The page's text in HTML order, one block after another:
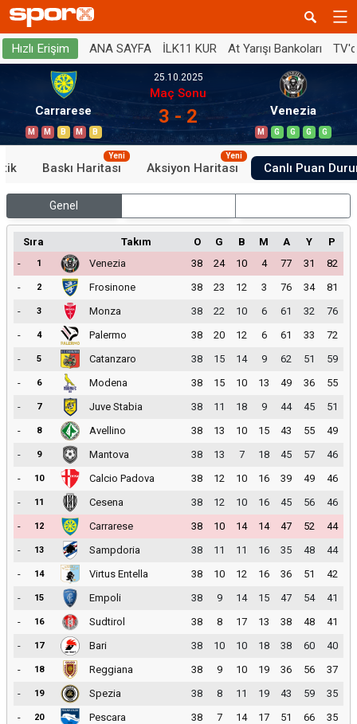
Hızlı Erişim ANA SAYFA İLK11 KUR At Yarışı Bankoları
Carrarese
M M B M B
25.10.2025
Maç Sonu
3 - 2 Venezia
M G G G G
Baskı Haritası
Yeni
Aksiyon Haritası
Yeni
Canlı Puan
Genel
Sıra Takım O G B M A Y
P
-
1 Venezia 38 24 10 4 77 31
82
-
2 Frosinone 38 23 12 3 76 34
81
-
3 Monza 38 22 10 6 61 32
76
-
4 Palermo 38 20 12 6 61 33
72
-
5 Catanzaro 38 15 14 9 62 51
59
-
6 Modena 38 15 10 13 49 36
55
-
7 Juve Stabia 38 11 18 9 44 45
51
-
8 Avellino 38 13 10 15 43 55
49
-
9 Mantova 38 13 7 18 45 57
46
-
10 Calcio Padova 38 12 10 16 39 49
46
-
11 Cesena 38 12 10 16 45 56
46
-
12 Carrarese 38 10 14 14 47 52
44
-
13 Sampdoria 38 11 11 16 35 48
44
-
14 Virtus Entella 38 10 12 16 36 51
42
-
15 Empoli 38 9 14 15 47 54
41
-
16 Sudtirol 38 8 17 13 38 48
41
-
17 Bari 38 10 10 18 38 60
40
-
18 Reggiana 38 9 10 19 36 56
37
-
19 Spezia 38 8 11 19 43 59
35
-
20 Pescara 38 7 14 17 51 66
35